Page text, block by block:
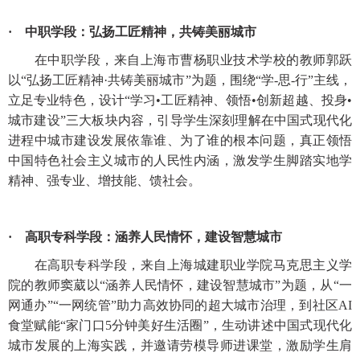
· 中职学段：弘扬工匠精神，共铸美丽城市
在中职学段，来自上海市曹杨职业技术学校的教师郭跃
以“弘扬工匠精神·共铸美丽城市”为题，围绕“学-思-行”主线，
立足专业特色，设计“学习•工匠精神、领悟•创新超越、投身•
城市建设”三大板块内容，引导学生深刻理解在中国式现代化
进程中城市建设发展依靠谁、为了谁的根本问题，真正领悟
中国特色社会主义城市的人民性内涵，激发学生脚踏实地学
精神、强专业、增技能、馈社会。
· 高职专科学段：涵养人民情怀，建设智慧城市
在高职专科学段，来自上海城建职业学院马克思主义学
院的教师窦葳以“涵养人民情怀，建设智慧城市”为题，从“一
网通办”“一网统管”助力高效协同的超大城市治理，到社区AI
食堂赋能“家门口5分钟美好生活圈”，生动讲述中国式现代化
城市发展的上海实践，并邀请劳模导师进课堂，激励学生肩